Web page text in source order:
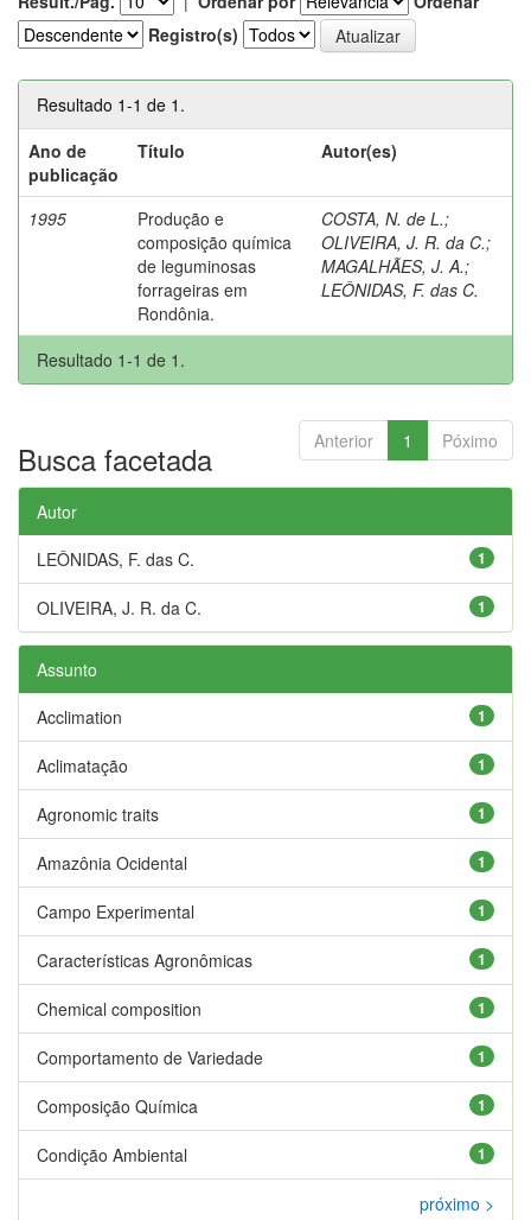
Registro(s)
Resultado 1-1 de 1.
Ano de
publicação
Título Autor(es)
1995
Produção e
composição química
de leguminosas
forrageiras em
Rondônia.
COSTA, N. de L.;
OLIVEIRA, J. R. da C.;
MAGALHÃES, J. A.;
LEÔNIDAS, F. das C.
Resultado 1-1 de 1.
Anterior 1 Póximo
Busca facetada
Autor
1
LEÔNIDAS, F. das C.
1
OLIVEIRA, J. R. da C.
Assunto
1
Acclimation
1
Aclimatação
1
Agronomic traits
1
Amazônia Ocidental
1
Campo Experimental
1
Características Agronômicas
1
Chemical composition
1
Comportamento de Variedade
1
Composição Química
1
Condição Ambiental
próximo >